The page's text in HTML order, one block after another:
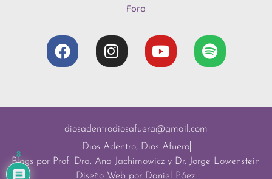
Foro
diosadentrodiosafuera@gmail.com
Dios Adentro, Dios Afuera
Blogs por Prof. Dra. Ana Jachimowicz y Dr. Jorge Lowenstein
Diseño Web por Daniel Páez.
8